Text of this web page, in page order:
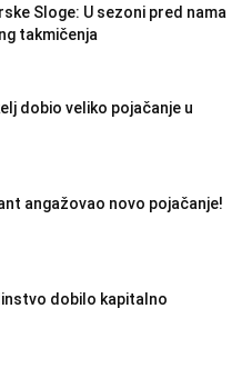
Sloge: U sezoni pred nama
takmičenja
dobio veliko pojačanje u
angažovao novo pojačanje!
dobilo kapitalno